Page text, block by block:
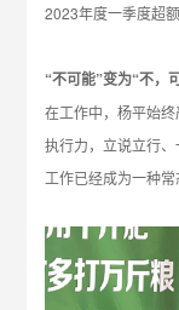
2023年度一季度超
“不可能”变为“不，
在工作中，杨平始
执行力，立说立行
工作已经成为一种常